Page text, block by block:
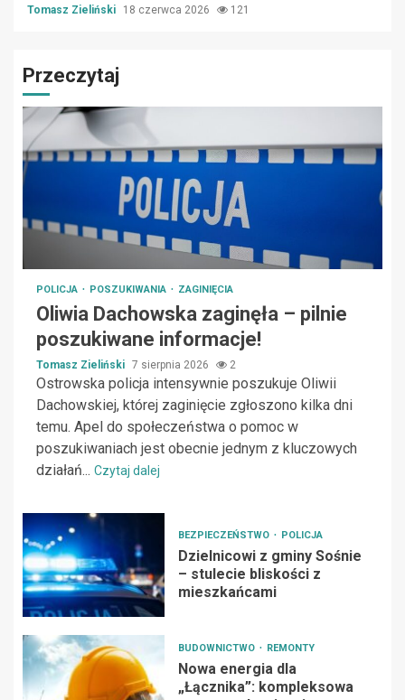
Tomasz Zieliński 18 czerwca 2026 121
Przeczytaj
POLICJA POSZUKIWANIA ZAGINIĘCIA
Oliwia Dachowska zaginęła – pilnie
poszukiwane informacje!
Tomasz Zieliński 7 sierpnia 2026 2
Ostrowska policja intensywnie poszukuje Oliwii
Dachowskiej, której zaginięcie zgłoszono kilka dni
temu. Apel do społeczeństwa o pomoc w
poszukiwaniach jest obecnie jednym z kluczowych
działań... Czytaj dalej
BEZPIECZEŃSTWO POLICJA
Dzielnicowi z gminy Sośnie
– stulecie bliskości z
mieszkańcami
BUDOWNICTWO REMONTY
Nowa energia dla
„Łącznika”: kompleksowa